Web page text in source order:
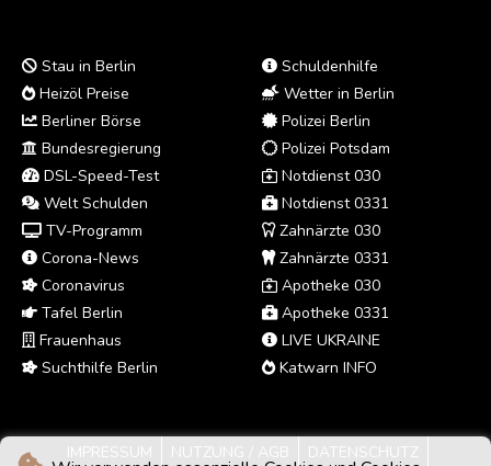
Stau in Berlin
Heizöl Preise
Berliner Börse
Bundesregierung
DSL-Speed-Test
Welt Schulden
TV-Programm
Corona-News
Coronavirus
Tafel Berlin
Frauenhaus
Suchthilfe Berlin
Schuldenhilfe
Wetter in Berlin
Polizei Berlin
Polizei Potsdam
Notdienst 030
Notdienst 0331
Zahnärzte 030
Zahnärzte 0331
Apotheke 030
Apotheke 0331
LIVE UKRAINE
Katwarn INFO
IMPRESSUM NUTZUNG / AGB DATENSCHUTZ